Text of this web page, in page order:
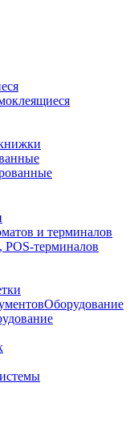
и терминалов
терминалов
Оборудование